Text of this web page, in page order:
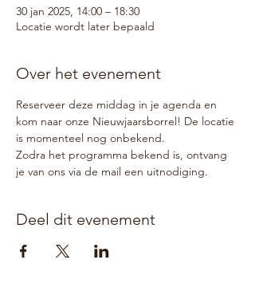
30 jan 2025, 14:00 – 18:30
Locatie wordt later bepaald
Over het evenement
Reserveer deze middag in je agenda en
kom naar onze Nieuwjaarsborrel! De locatie
is momenteel nog onbekend.
Zodra het programma bekend is, ontvang
je van ons via de mail een uitnodiging.
Deel dit evenement